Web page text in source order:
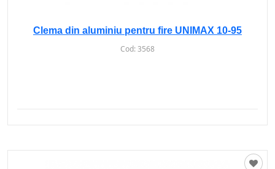
Clema din aluminiu pentru fire UNIMAX 10-95
Cod:3568